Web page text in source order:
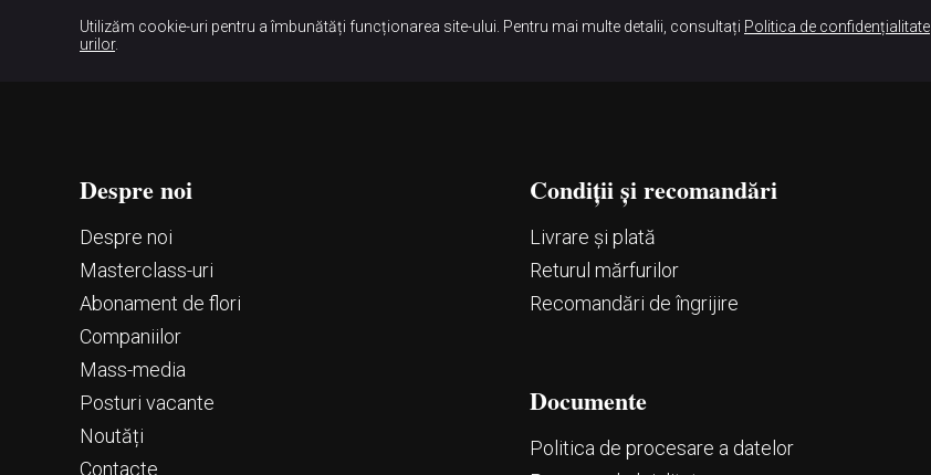
Utilizăm cookie-uri pentru a îmbunătăți funcționarea site-ului. Pentru mai multe detalii, consultați Politica de confidențialitate
urilor.
Despre noi
Despre noi
Маsterclass-uri
Abonament de flori
Companiilor
Mass-media
Posturi vacante
Noutăți
Contacte
Condiții și recomandări
Livrare și plată
Returul mărfurilor
Recomandări de îngrijire
Documente
Politica de procesare a datelor